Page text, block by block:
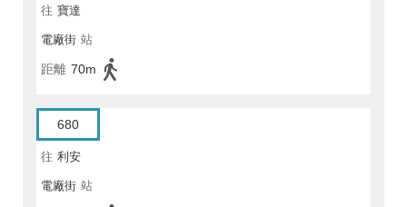
往 寶達
電廠街 站
距離 70m
680
往 利安
電廠街 站